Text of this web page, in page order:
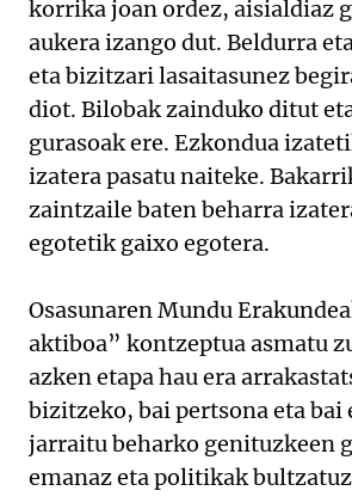
korrika joan ordez, aisialdiaz
aukera izango dut. Beldurra
eta bizitzari lasaitasunez
diot. Bilobak zainduko ditut
gurasoak ere. Ezkondua
izatera pasatu naiteke.
zaintzaile baten beharra
egotetik gaixo egotera.
Osasunaren Mundu
aktiboa” kontzeptua asmatu
azken etapa hau era
bizitzeko, bai pertsona eta bai
jarraitu beharko genituzkeen
emanaz eta politikak